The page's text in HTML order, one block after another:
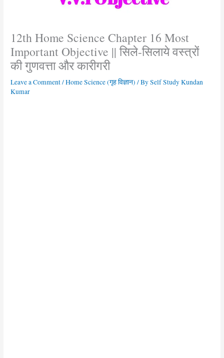
12th Home Science Chapter 16 Most
Important Objective || सिले-सिलाये वस्त्रों
की गुणवत्ता और कारीगरी
Leave a Comment/Home Science (गृह विज्ञान) / BySelf Study Kundan
Kumar